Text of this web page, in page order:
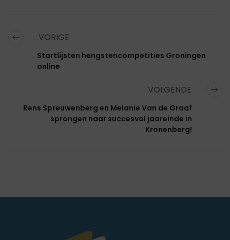
VORIGE
Startlijsten hengstencompetities Groningen
online
VOLGENDE
Rens Spreuwenberg en Melanie Van de Graaf
sprongen naar succesvol jaareinde in
Kronenberg!